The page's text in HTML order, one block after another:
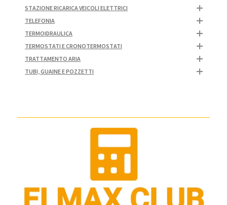
STAZIONE RICARICA VEICOLI ELETTRICI
TELEFONIA
TERMOIDRAULICA
TERMOSTATI E CRONOTERMOSTATI
TRATTAMENTO ARIA
TUBI, GUAINE E POZZETTI